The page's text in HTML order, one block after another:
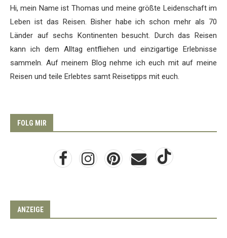
Hi, mein Name ist Thomas und meine größte Leidenschaft im
Leben ist das Reisen. Bisher habe ich schon mehr als 70
Länder auf sechs Kontinenten besucht. Durch das Reisen
kann ich dem Alltag entfliehen und einzigartige Erlebnisse
sammeln. Auf meinem Blog nehme ich euch mit auf meine
Reisen und teile Erlebtes samt Reisetipps mit euch.
FOLG MIR
ANZEIGE